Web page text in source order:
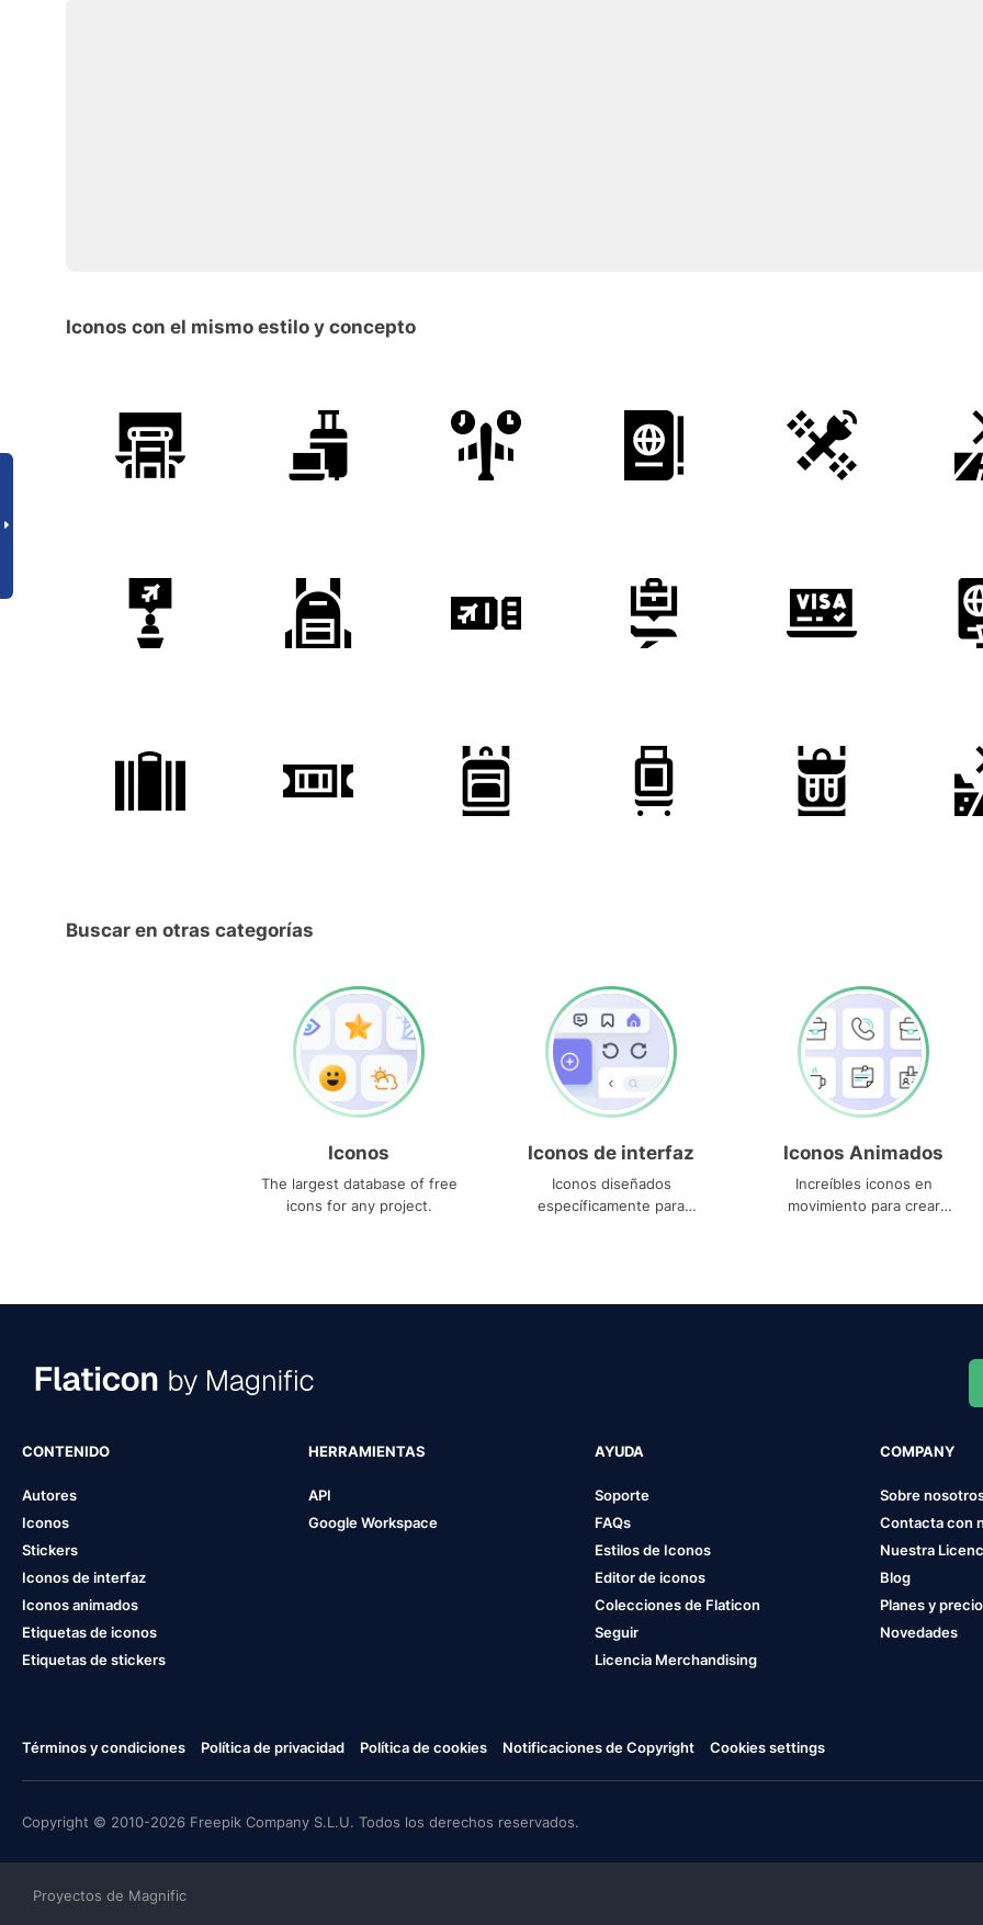
Iconos con el mismo estilo y concepto
Buscar en otras categorías
Iconos
The largest database of free
icons for any project.
Iconos de interfaz
Iconos diseñados
específicamente para
Iconos Animados
Increíbles iconos en
movimiento para crear
CONTENIDO
Autores
Iconos
Stickers
Iconos de interfaz
Iconos animados
Etiquetas de iconos
Etiquetas de stickers
HERRAMIENTAS
API
Google Workspace
AYUDA
Soporte
FAQs
Estilos de Iconos
Editor de iconos
Colecciones de Flaticon
Seguir
Licencia Merchandising
COMPANY
Sobre
Contacta con
Nuestra
Blog
Planes y
Novedades
Términos y condiciones Política de privacidad Política de cookies Notificaciones de Copyright Cookies settings
Copyright © 2010-2026 Freepik Company S.L.U. Todos los derechos reservados.
Proyectos de Magnific